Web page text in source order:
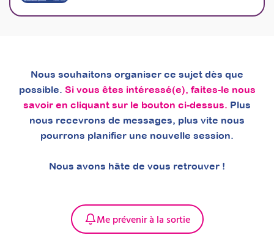
d’accompagnement
Nous souhaitons organiser ce sujet dès que
possible. Si vous êtes intéressé(e), faites-le nous
savoir en cliquant sur le bouton ci-dessus. Plus
nous recevrons de messages, plus vite nous
pourrons planifier une nouvelle session.
Nous avons hâte de vous retrouver !
Me prévenir à la sortie